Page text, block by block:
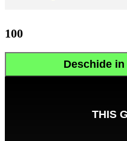
100
Deschide